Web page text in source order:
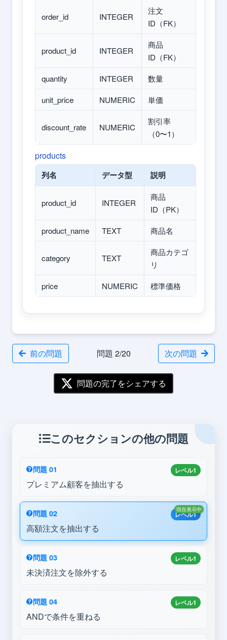
order_id INTEGER
注文
ID（FK）
product_id INTEGER
商品
ID（FK）
quantity
INTEGER
数量
unit_price
NUMERIC 単価
discount_rate NUMERIC
割引率
（0〜1）
products
列名 データ型 説明
product_id INTEGER
商品
ID（PK）
product_name
TEXT 商品名
category TEXT
商品カテゴ
リ
price
NUMERIC 標準価格
前の問題 問題 2/20 次の問題
問題の完了をシェアする
このセクションの他の問題
レベル1
問題 01
プレミアム顧客を抽出する
レベル1
問題 02
高額注文を抽出する
現在表示中
レベル1
問題 03
未決済注文を除外する
レベル1
問題 04
ANDで条件を重ねる